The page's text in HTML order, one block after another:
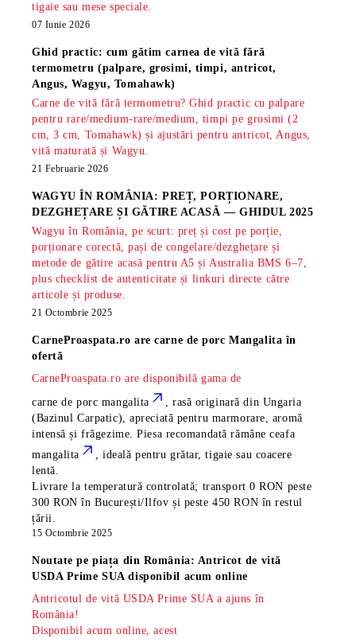
tigaie sau mese speciale.
07 Iunie 2026
Ghid practic: cum gătim carnea de vită fără
termometru (palpare, grosimi, timpi, antricot,
Angus, Wagyu, Tomahawk)
Carne de vită fără termometru? Ghid practic cu palpare
pentru rare/medium-rare/medium, timpi pe grosimi (2
cm, 3 cm, Tomahawk) și ajustări pentru antricot, Angus,
vită maturată și Wagyu.
21 Februarie 2026
WAGYU ÎN ROMÂNIA: PREȚ, PORȚIONARE,
DEZGHEȚARE ȘI GĂTIRE ACASĂ — GHIDUL 2025
Wagyu în România, pe scurt: preț și cost pe porție,
porționare corectă, pași de congelare/dezghețare și
metode de gătire acasă pentru A5 și Australia BMS 6–7,
plus checklist de autenticitate și linkuri directe către
articole și produse.
21 Octombrie 2025
CarneProaspata.ro arecarne de porc Mangalita în
ofertă
CarneProaspata.ro are disponibilă gama de
carne de porc mangalita
, rasă originară din Ungaria
(Bazinul Carpatic), apreciată pentru marmorare, aromă
intensă și frăgezime. Piesa recomandată rămâneceafa
mangalita
, ideală pentru grătar, tigaie sau coacere
lentă.
Livrare la temperatură controlată; transport 0 RON peste
300 RON în București/Ilfov și peste 450 RON în restul
țării.
15 Octombrie 2025
Noutate pe piața din România: Antricot de vită
USDA Prime SUA disponibil acum online
Antricotul de vită USDA Prime SUA a ajuns în
România!
Disponibil acum online, acest